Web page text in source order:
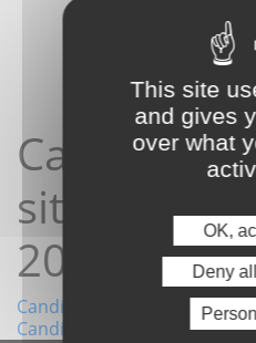
site 25/03/
20:45:23
Navigation
Candidature depuis le site
Candidature depuis le site
This site
and gives
over what
OK,
Deny